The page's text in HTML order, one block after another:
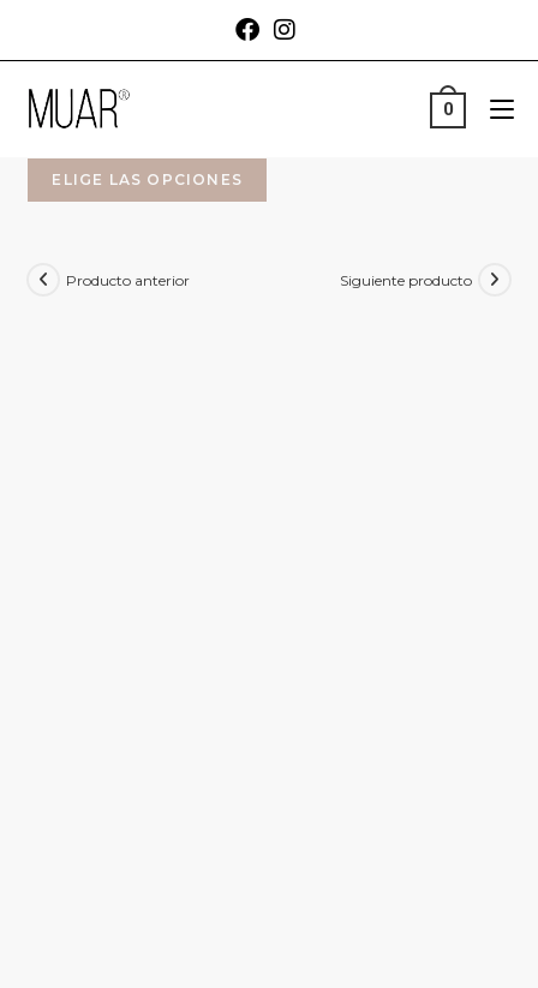
0
ELIGE LAS OPCIONES
Producto anterior Siguiente producto